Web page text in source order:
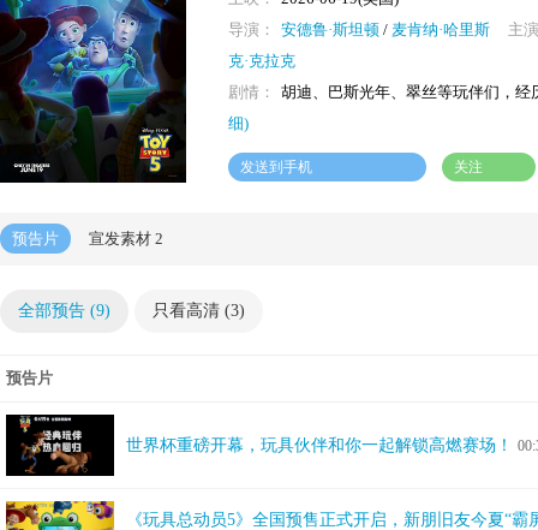
导演：
安德鲁·斯坦顿 / 麦肯纳·哈里斯
主
克·克拉克
剧情：
胡迪、巴斯光年、翠丝等玩伴们，
细)
发送到手机 关注
预告片 宣发素材 2
全部预告 (9) 只看高清 (3)
预告片
世界杯重磅开幕，玩具伙伴和你一起解锁高燃赛场！
《玩具总动员5》全国预售正式开启，新朋旧友今夏“霸